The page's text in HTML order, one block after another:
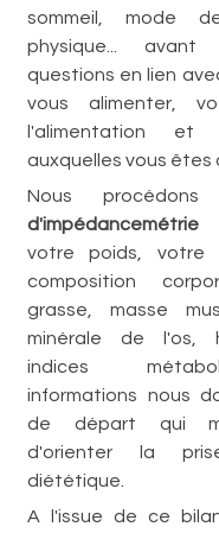
sommeil, mode
physique...
questions en lien
vous alimenter,
l'alimentation et
auxquelles vous êtes
Nous
d'impédancemétrie
votre poids, votre
composition
grasse, masse
minérale de l'os,
indices
informations nous
de départ qui
d'orienter la
diététique.
A l'issue de ce